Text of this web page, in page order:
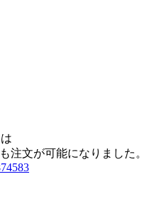
注文が可能になりました。